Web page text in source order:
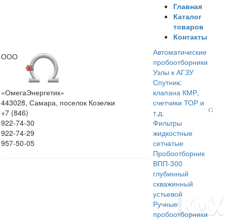
ООО
«ОмегаЭнергетик»
443028, Самара, поселок Козелки
+7 (846)
922-74-30
922-74-29
957-50-05
Главная
Каталог
товаров
Контакты
Автоматические
пробоотборники
Узлы к АГЗУ
Спутник:
клапана КМР,
счетчики ТОР и
т.д.
Фильтры
жидкостные
сетчатые
Пробоотборник
ВПП-300
глубинный
скважинный
устьевой
Ручные
пробоотборники